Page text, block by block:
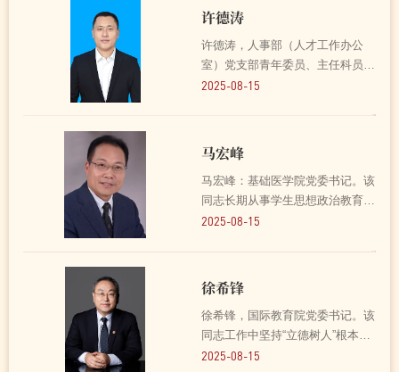
院精益管理、公共卫生应急策略、
医药卫生体制改革等领域...
许德涛
许德涛，人事部（人才工作办公
室）党支部青年委员、主任科员。
曾获山东大学120周年校庆工作先
行，不断探索党建工作新方法新路
径，积极贡献党支部“三个先...
2025-08-15
马宏峰
马宏峰：基础医学院党委书记。该
同志长期从事学生思想政治教育工
作和党建工作，曾获山东高校优秀
记、基础医学院党委副书记、山东
大学第二医院（第二临...
2025-08-15
徐希锋
徐希锋，国际教育院党委书记。该
同志工作中坚持“立德树人”根本任
务，注重解决主要矛盾和“两张
2025-08-15